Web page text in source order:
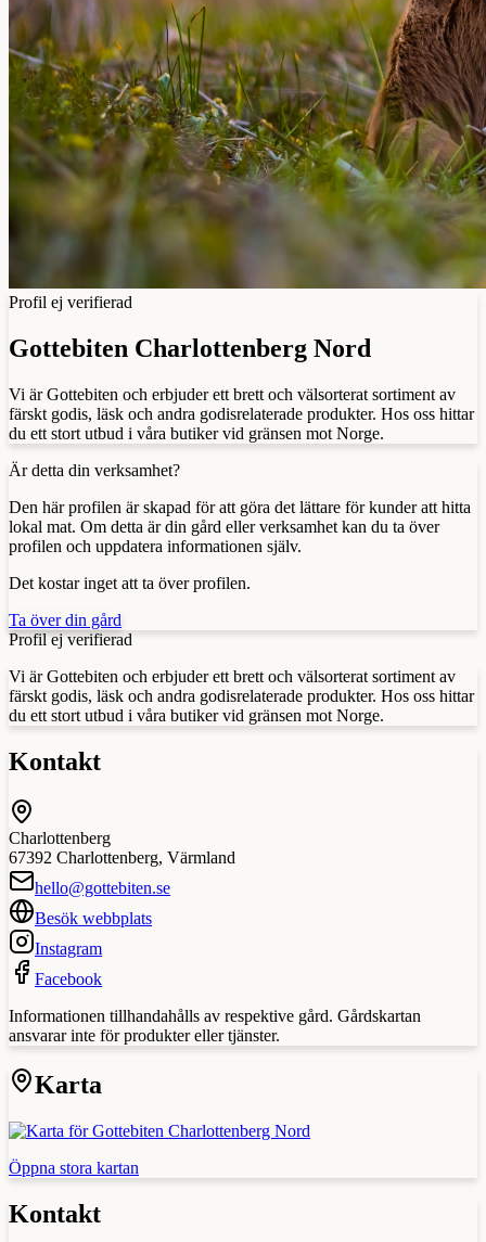
Profil ej verifierad
Gottebiten Charlottenberg Nord
Vi är Gottebiten och erbjuder ett brett och välsorterat sortiment av
färskt godis, läsk och andra godisrelaterade produkter. Hos oss hittar
du ett stort utbud i våra butiker vid gränsen mot Norge.
Är detta din verksamhet?
Den här profilen är skapad för att göra det lättare för kunder att hitta
lokal mat. Om detta är din gård eller verksamhet kan du ta över
profilen och uppdatera informationen själv.
Det kostar inget att ta över profilen.
Ta över din gård
Profil ej verifierad
Vi är Gottebiten och erbjuder ett brett och välsorterat sortiment av
färskt godis, läsk och andra godisrelaterade produkter. Hos oss hittar
du ett stort utbud i våra butiker vid gränsen mot Norge.
Kontakt
Charlottenberg
67392 Charlottenberg, Värmland
hello@gottebiten.se
Besök webbplats
Instagram
Facebook
Informationen tillhandahålls av respektive gård. Gårdskartan
ansvarar inte för produkter eller tjänster.
Karta
Öppna stora kartan
Kontakt